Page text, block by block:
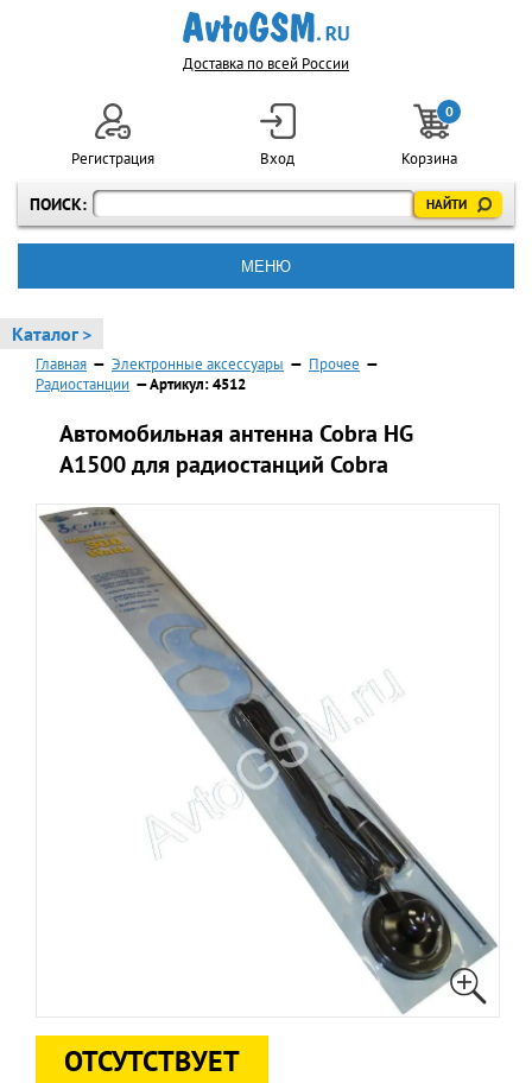
Доставка по всей России
ПОИСК:
Регистрация Вход
0
Корзина
МЕНЮ
Каталог >
Главная — Электронные аксессуары — Прочее —
Радиостанции — Артикул: 4512
Автомобильная антенна Cobra HG
A1500 для радиостанций Cobra
ОТСУТСТВУЕТ